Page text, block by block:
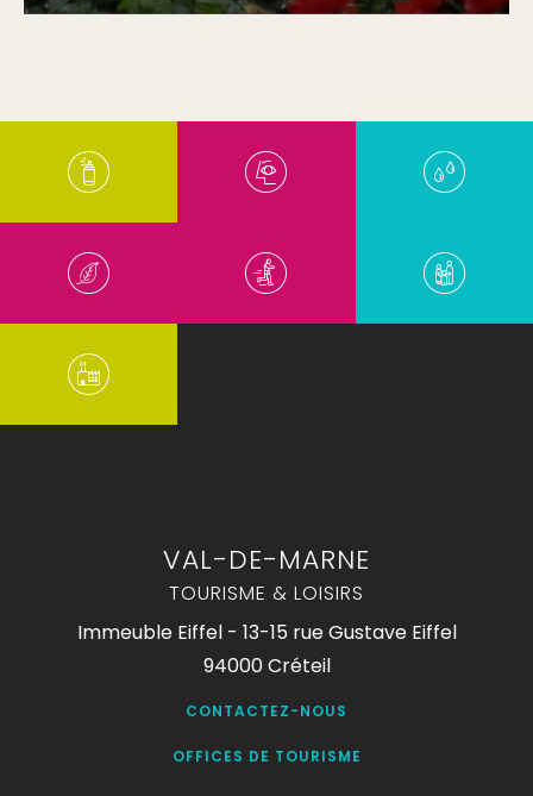
VAL-DE-MARNE
TOURISME & LOISIRS
Immeuble Eiffel - 13-15 rue Gustave Eiffel
94000 Créteil
CONTACTEZ-NOUS
OFFICES DE TOURISME